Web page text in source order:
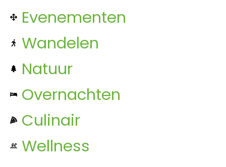
Evenementen
Wandelen
Natuur
Overnachten
Culinair
Wellness